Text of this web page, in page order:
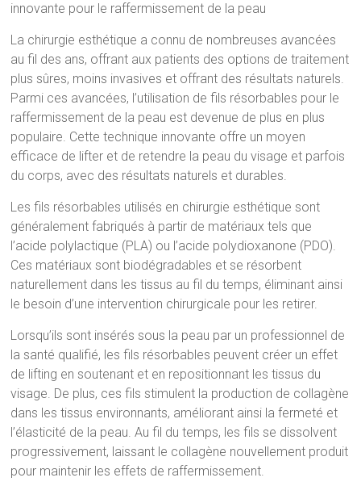
innovante pour le raffermissement de la peau
La chirurgie esthétique a connu de nombreuses avancées
au fil des ans, offrant aux patients des options de traitement
plus sûres, moins invasives et offrant des résultats naturels.
Parmi ces avancées, l’utilisation de fils résorbables pour le
raffermissement de la peau est devenue de plus en plus
populaire. Cette technique innovante offre un moyen
efficace de lifter et de retendre la peau du visage et parfois
du corps, avec des résultats naturels et durables.
Les fils résorbables utilisés en chirurgie esthétique sont
généralement fabriqués à partir de matériaux tels que
l’acide polylactique (PLA) ou l’acide polydioxanone (PDO).
Ces matériaux sont biodégradables et se résorbent
naturellement dans les tissus au fil du temps, éliminant ainsi
le besoin d’une intervention chirurgicale pour les retirer.
Lorsqu’ils sont insérés sous la peau par un professionnel de
la santé qualifié, les fils résorbables peuvent créer un effet
de lifting en soutenant et en repositionnant les tissus du
visage. De plus, ces fils stimulent la production de collagène
dans les tissus environnants, améliorant ainsi la fermeté et
l’élasticité de la peau. Au fil du temps, les fils se dissolvent
progressivement, laissant le collagène nouvellement produit
pour maintenir les effets de raffermissement.